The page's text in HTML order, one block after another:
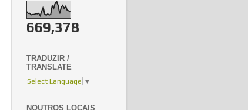
669,378
TRADUZIR /
TRANSLATE
Select Language ▼
NOUTROS LOCAIS